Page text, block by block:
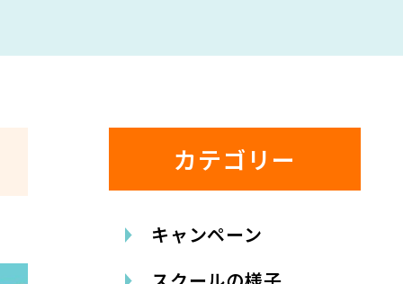
カテゴリー
キャンペーン